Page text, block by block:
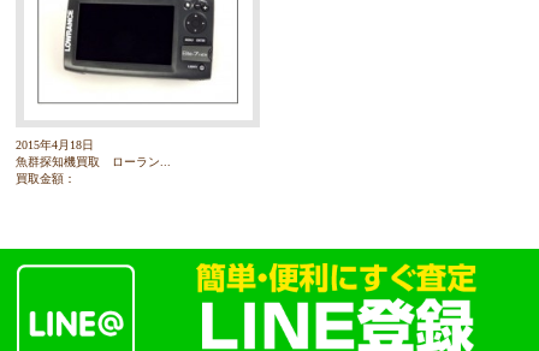
2015年4月18日
魚群探知機買取 ローラン...
買取金額：